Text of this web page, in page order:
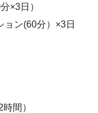
×3日）
ョン(60分）×3日
間）